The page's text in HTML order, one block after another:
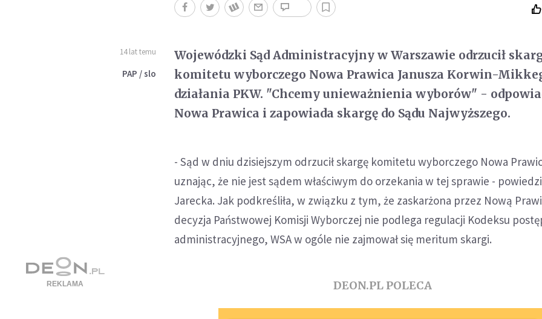
14 lat temu
PAP / slo
Wojewódzki Sąd Administracyjny w Warszawie odrzucił
komitetu wyborczego Nowa Prawica Janusza Korwin-
działania PKW. "Chcemy unieważnienia wyborów" -
Nowa Prawica i zapowiada skargę do Sądu Najwyższego.
- Sąd w dniu dzisiejszym odrzucił skargę komitetu wyborczego Nowa
uznając, że nie jest sądem właściwym do orzekania w tej sprawie -
Jarecka. Jak podkreśliła, w związku z tym, że zaskarżona przez Nową
decyzja Państwowej Komisji Wyborczej nie podlega regulacji Kodeksu
administracyjnego, WSA w ogóle nie zajmował się meritum skargi.
DEON.PL POLECA